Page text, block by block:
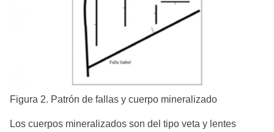
Figura 2. Patrón de fallas y cuerpo mineralizado
Los cuerpos mineralizados son del tipo veta y lentes